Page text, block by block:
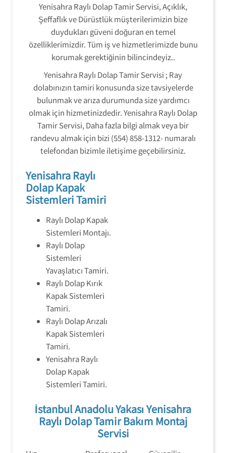
Yenisahra Raylı Dolap Tamir Servisi, Açıklık,
Şeffaflık ve Dürüstlük müşterilerimizin bize
duydukları güveni doğuran en temel
özelliklerimizdir. Tüm iş ve hizmetlerimizde bunu
korumak gerektiğinin bilincindeyiz..
Yenisahra Raylı Dolap Tamir Servisi ; Ray
dolabınızın tamiri konusunda size tavsiyelerde
bulunmak ve arıza durumunda size yardımcı
olmak için hizmetinizdedir. Yenisahra Raylı Dolap
Tamir Servisi, Daha fazla bilgi almak veya bir
randevu almak için bizi (554) 858-1312- numaralı
telefondan bizimle iletişime geçebilirsiniz.
Yenisahra Raylı
Dolap Kapak
Sistemleri Tamiri
Raylı Dolap Kapak
Sistemleri Montajı.
Raylı Dolap
Sistemleri
Yavaşlatıcı Tamiri.
Raylı Dolap Kırık
Kapak Sistemleri
Tamiri.
Raylı Dolap Arızalı
Kapak Sistemleri
Tamiri.
Yenisahra Raylı
Dolap Kapak
Sistemleri Tamiri.
İstanbul Anadolu Yakası Yenisahra
Raylı Dolap Tamir Bakım Montaj
Servisi